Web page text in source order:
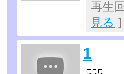
再生
見る ]
1